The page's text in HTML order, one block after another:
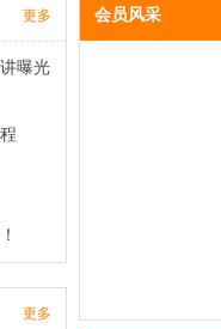
更多
曝光
更多
会员风采